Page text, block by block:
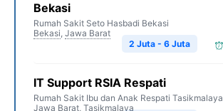
Bekasi
Rumah Sakit Seto Hasbadi Bekasi
Bekasi, Jawa Barat
2 Juta - 6 Juta
IT Support RSIA Respati
Rumah Sakit Ibu dan Anak Respati Tasikmalaya
Jawa Barat, Tasikmalaya